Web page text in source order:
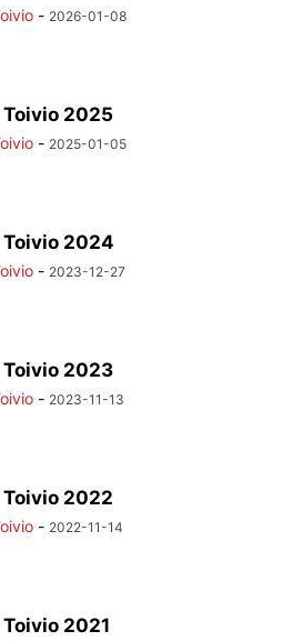
- 2026-01-08
2025
- 2025-01-05
Toivio 2024
- 2023-12-27
Toivio 2023
- 2023-11-13
2022
- 2022-11-14
2021